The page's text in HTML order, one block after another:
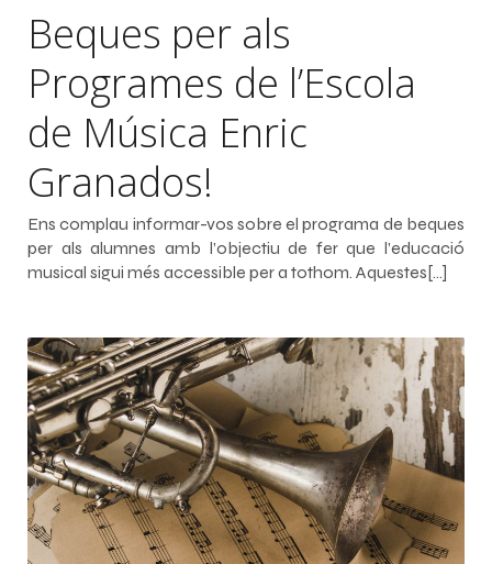
Beques per als
Programes de l’Escola
de Música Enric
Granados!
Ens complau informar-vos sobre el programa de beques
per als alumnes amb l’objectiu de fer que l’educació
musical sigui més accessible per a tothom. Aquestes[…]